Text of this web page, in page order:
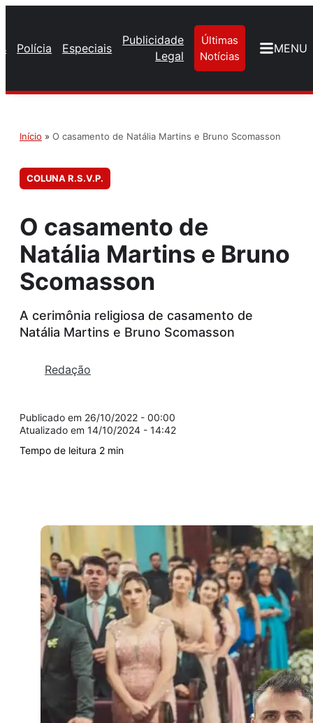
Polícia Especiais
Publicidade
Legal
Últimas
Notícias
MENU
Início » O casamento de Natália Martins e Bruno Scomasson
COLUNA R.S.V.P.
O casamento de
Natália Martins e Bruno
Scomasson
A cerimônia religiosa de casamento de
Natália Martins e Bruno Scomasson
Redação
26/10/2022 - 00:00
14/10/2024 - 14:42